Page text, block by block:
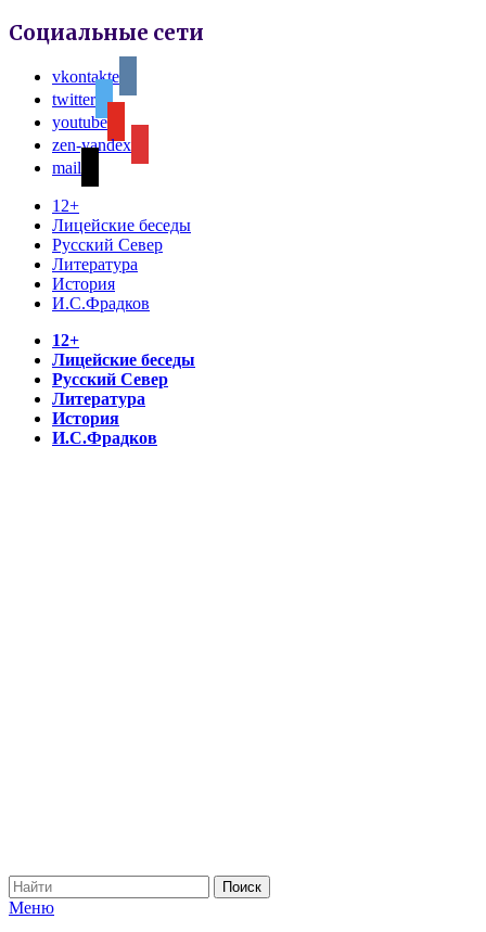
Социальные сети
vkontakte
twitter
youtube
zen-yandex
mail
12+
Лицейские беседы
Русский Север
Литература
История
И.С.Фрадков
12+
Лицейские беседы
Русский Север
Литература
История
И.С.Фрадков
Меню